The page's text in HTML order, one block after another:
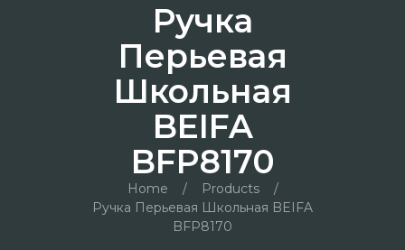
Ручка
Перьевая
Школьная
BEIFA
BFP8170
Home / Products
/
Ручка Перьевая Школьная BEIFA
BFP8170